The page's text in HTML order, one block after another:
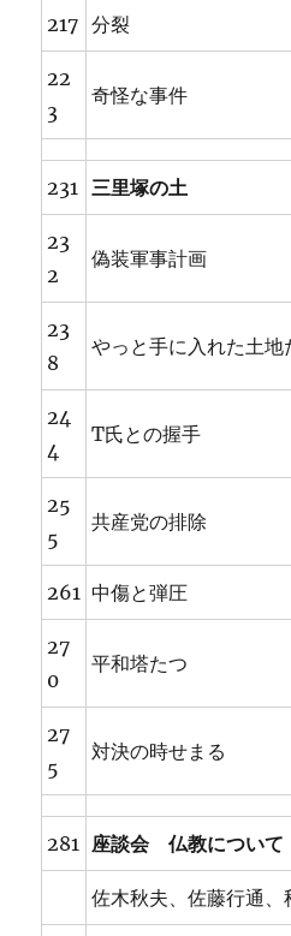
217 分裂
22
3
奇怪な事件
231 三里塚の土
23
2
偽装軍事計画
23
8
やっと手に入れた土地
24
4
T氏との握手
25
5
共産党の排除
261 中傷と弾圧
27
0
平和塔たつ
27
5
対決の時せまる
281 座談会 仏教について
佐木秋夫、佐藤行通